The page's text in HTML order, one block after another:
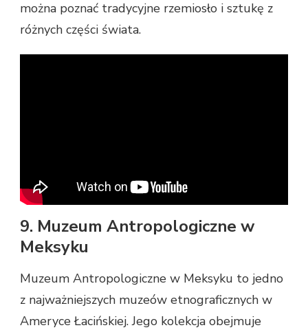
można poznać tradycyjne rzemiosło i sztukę z
różnych części świata.
9. Muzeum Antropologiczne w
Meksyku
Muzeum Antropologiczne w Meksyku to jedno
z najważniejszych muzeów etnograficznych w
Ameryce Łacińskiej. Jego kolekcja obejmuje